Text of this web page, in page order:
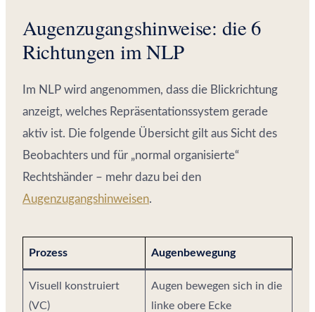
Augenzugangshinweise: die 6
Richtungen im NLP
Im NLP wird angenommen, dass die Blickrichtung
anzeigt, welches Repräsentationssystem gerade
aktiv ist. Die folgende Übersicht gilt aus Sicht des
Beobachters und für „normal organisierte“
Rechtshänder – mehr dazu bei den
Augenzugangshinweisen.
Prozess Augenbewegung
Visuell konstruiert
(VC)
Augen bewegen sich in die
linke obere Ecke